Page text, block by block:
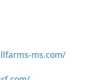
ms.com/